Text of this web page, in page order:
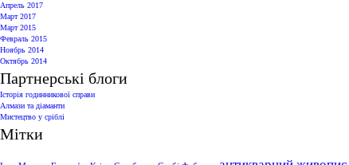
Апрель 2017
Март 2017
Март 2015
Февраль 2015
Ноябрь 2014
Октябрь 2014
Партнерські блоги
Історія годинникової справи
Алмази та діаманти
Мистецтво у сріблі
Мітки